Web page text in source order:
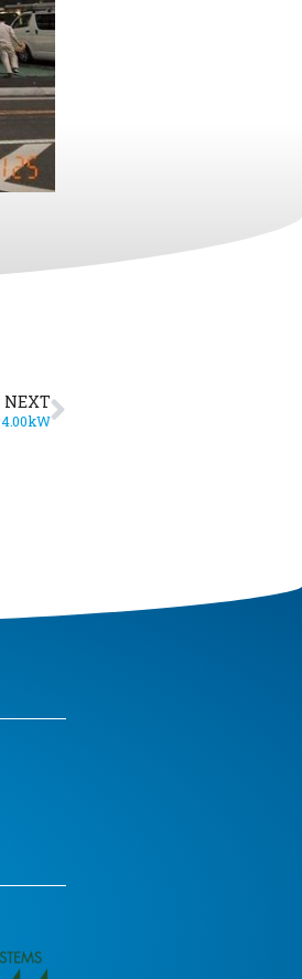
NEXT
4.00kW